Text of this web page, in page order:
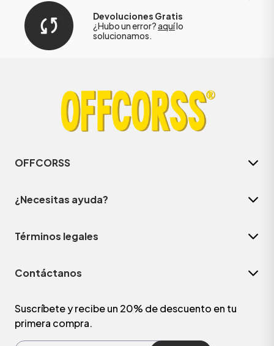
Devoluciones Gratis
¿Hubo un error?aquílo
solucionamos.
OFFCORSS
¿Necesitas ayuda?
Términos legales
Contáctanos
Suscríbete y recibe un 20% de descuento en tu
primera compra.